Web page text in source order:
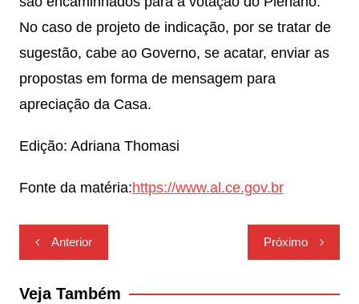
No caso de projeto de indicação, por se tratar de
sugestão, cabe ao Governo, se acatar, enviar as
propostas em forma de mensagem para
apreciação da Casa.
Edição: Adriana Thomasi
Fonte da matéria:https://www.al.ce.gov.br
Navegação
de
Post
Anterior Próximo
Veja Também